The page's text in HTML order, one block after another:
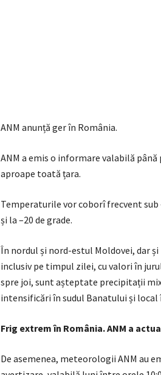
ANM anunță ger în România.
ANM a emis o informare valabilă
aproape toată țara.
Temperaturile vor coborî frecvent
și la –20 de grade.
În nordul și nord-estul Moldovei, dar
inclusiv pe timpul zilei, cu valori în
spre joi, sunt așteptate precipitații
intensificări în sudul Banatului și
Frig extrem în România. ANM a
De asemenea, meteorologii ANM au